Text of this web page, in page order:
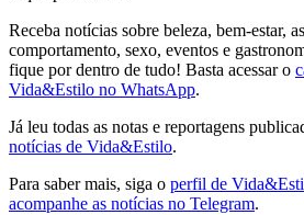
Receba notícias sobre beleza, bem-estar,
comportamento, sexo, eventos e
fique por dentro de tudo! Basta acessar o
Vida&Estilo no WhatsApp.
Já leu todas as notas e reportagens
notícias de Vida&Estilo.
Para saber mais, siga o perfil de
acompanhe as notícias no Telegram.